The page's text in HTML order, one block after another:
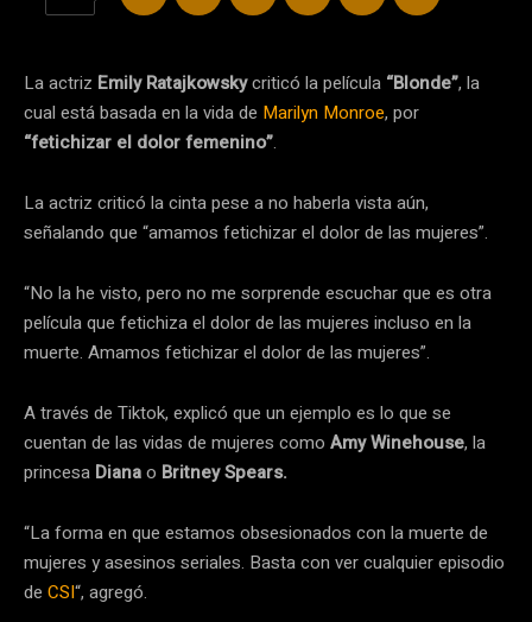
La actriz Emily Ratajkowskycriticó la película “Blonde”, la
cual está basada en la vida de Marilyn Monroe, por
“fetichizar el dolor femenino”.
La actriz criticó la cinta pese a no haberla vista aún,
señalando que “amamos fetichizar el dolor de las mujeres”.
“No la he visto, pero no me sorprende escuchar que es otra
película que fetichiza el dolor de las mujeres incluso en la
muerte. Amamos fetichizar el dolor de las mujeres”.
A través de Tiktok, explicó que un ejemplo es lo que se
cuentan de las vidas de mujeres como Amy Winehouse, la
princesa Dianao Britney Spears.
“La forma en que estamos obsesionados con la muerte de
mujeres y asesinos seriales. Basta con ver cualquier episodio
de CSI“, agregó.